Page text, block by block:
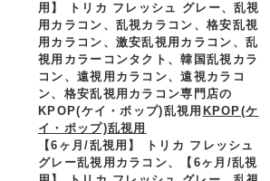
用】 トリカ フレッシュ グレー、乱視
用カラコン、乱視カラコン、格安乱視
用カラコン、激安乱視用カラコン、乱
視用カラーコンタクト、韓国乱視カラ
コン、遠視用カラコン、遠視カラコ
ン、格安乱視用カラコン専門店の
KPOP(ケイ・ポップ)乱視用 KPOP(ケ
イ・ポップ)乱視用
【6ヶ月/乱視用】 トリカ フレッシュ
グレー乱視用カラコン、
【6ヶ月/乱視